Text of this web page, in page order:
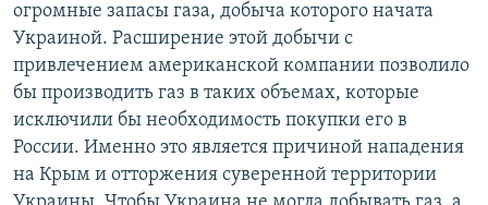
огромные запасы газа, добыча которого начата
Украиной. Расширение этой добычи с
привлечением американской компании позволило
бы производить газ в таких объемах, которые
исключили бы необходимость покупки его в
России. Именно это является причиной нападения
на Крым и отторжения суверенной территории